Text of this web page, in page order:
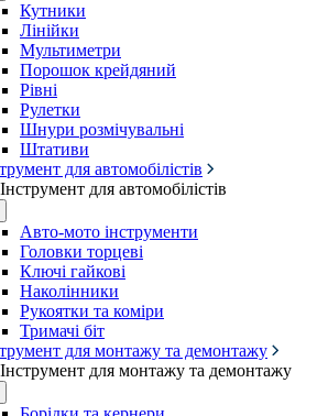
Кутники
Лінійки
Мультиметри
Порошок крейдяний
Рівні
Рулетки
Шнури розмічувальні
Штативи
для автомобілістів
Інструмент для автомобілістів
Авто-мото інструменти
Головки торцеві
Ключі гайкові
Наколінники
Рукоятки та коміри
Тримачі біт
для монтажу та демонтажу
Інструмент для монтажу та демонтажу